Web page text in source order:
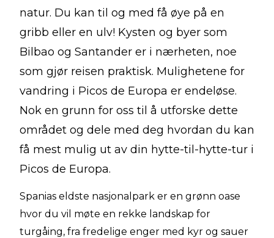
natur. Du kan til og med få øye på en
gribb eller en ulv! Kysten og byer som
Bilbao og Santander er i nærheten, noe
som gjør reisen praktisk. Mulighetene for
vandring i Picos de Europa er endeløse.
Nok en grunn for oss til å utforske dette
området og dele med deg hvordan du kan
få mest mulig ut av din hytte-til-hytte-tur i
Picos de Europa.
Spanias eldste nasjonalpark er en grønn oase
hvor du vil møte en rekke landskap for
turgåing, fra fredelige enger med kyr og sauer